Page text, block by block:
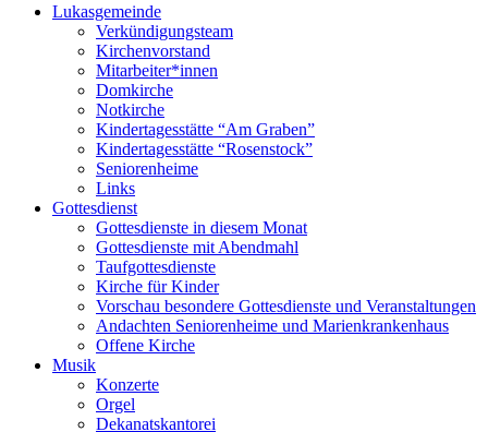
Lukasgemeinde
Verkündigungsteam
Kirchenvorstand
Mitarbeiter*innen
Domkirche
Notkirche
Kindertagesstätte “Am Graben”
Kindertagesstätte “Rosenstock”
Seniorenheime
Links
Gottesdienst
Gottesdienste in diesem Monat
Gottesdienste mit Abendmahl
Taufgottesdienste
Kirche für Kinder
Vorschau besondere Gottesdienste und Veranstaltungen
Andachten Seniorenheime und Marienkrankenhaus
Offene Kirche
Musik
Konzerte
Orgel
Dekanatskantorei